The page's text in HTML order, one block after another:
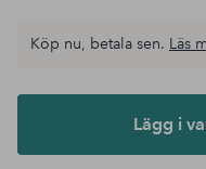
Lägg i
Köp nu, betala sen. Läs
Lägg i